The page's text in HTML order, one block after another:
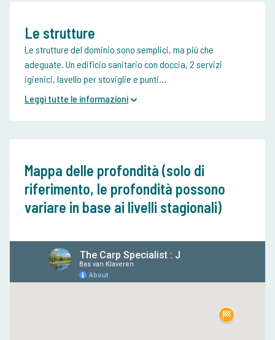
Le strutture
Le strutture del dominio sono semplici, ma più che
adeguate. Un edificio sanitario con doccia, 2 servizi
igienici, lavello per stoviglie e punti...
Leggi tutte le informazioni
Mappa delle profondità (solo di
riferimento, le profondità possono
variare in base ai livelli stagionali)